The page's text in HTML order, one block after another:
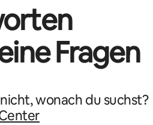
Fragen
wonach du suchst?